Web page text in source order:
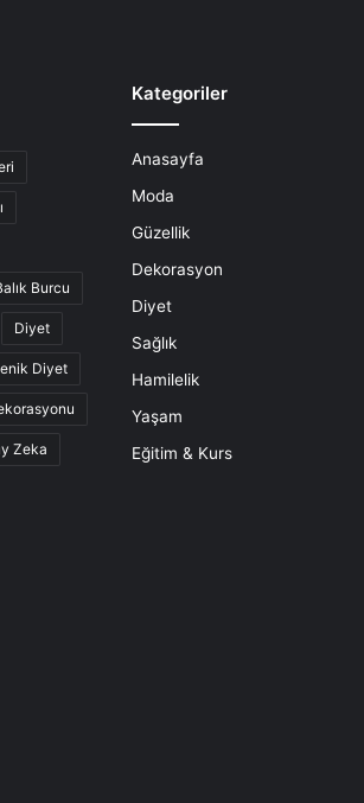
Burcu
Diyet
Diyet
Zeka
Kategoriler
Anasayfa
Moda
Güzellik
Dekorasyon
Diyet
Sağlık
Hamilelik
Yaşam
Eğitim & Kurs